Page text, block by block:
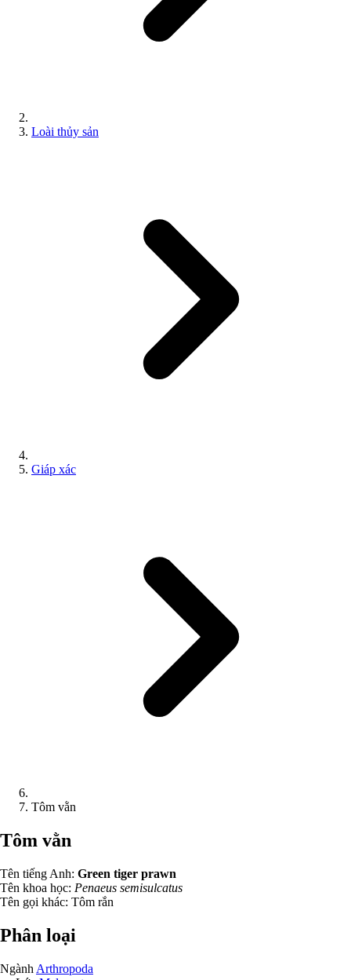
Loài thủy sản
Giáp xác
Tôm vằn
Tôm vằn
Tên tiếng Anh: Green tiger prawn
Tên khoa học: Penaeus semisulcatus
Tên gọi khác: Tôm rắn
Phân loại
Ngành Arthropoda